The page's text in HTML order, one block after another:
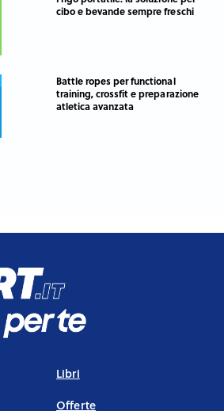
cibo e bevande sempre freschi
Battle ropes per functional
training, crossfit e preparazione
atletica avanzata
Libri
Offerte